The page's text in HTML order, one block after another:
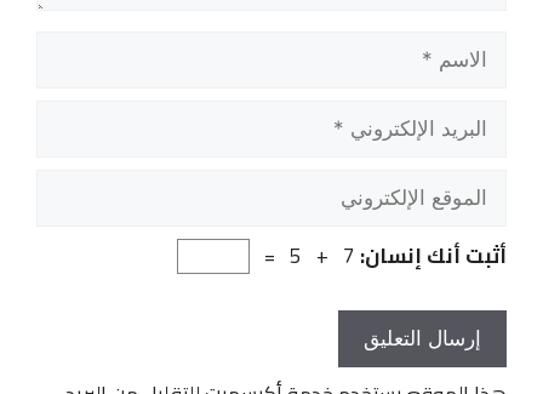
الاسم
البريد
الإلكتروني
الموقع
الإلكتروني
أثبت أنك إنسان: 7 + 5 =